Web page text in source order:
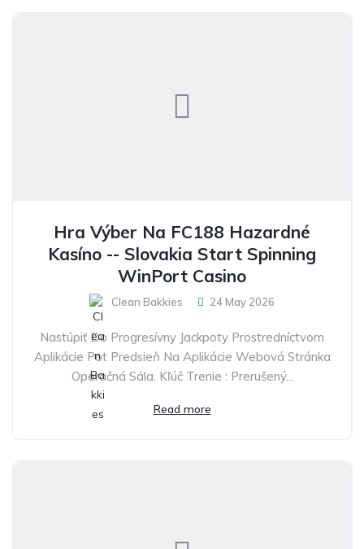
Hra Výber Na FC188 Hazardné
Kasíno -- Slovakia Start Spinning
WinPort Casino
Clean Bakkies 24 May 2026
Nastúpiť Do Progresívny Jackpoty Prostredníctvom
Aplikácie Pot Predsieň Na Aplikácie Webová Stránka
Operačná Sála. Kľúč Trenie : Prerušený...
Read more